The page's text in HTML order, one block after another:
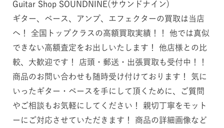
Guitar Shop SOUNDNINE(サウンドナイン)
ギター、ベース、アンプ、エフェクターの買取は当店
へ！ 全国トップクラスの高額買取実績！！ 他では真似
できない高額査定をお出しいたします！ 他店様との比
較、大歓迎です！ 店頭・郵送・出張買取も受付中！！
商品のお問い合わせも随時受け付けております！ 気に
いったギター・ベースを手にして頂くために、ご質問
やご相談もお気軽にしてください！ 親切丁寧をモット
ーにご対応させていただきます！ 商品の詳細画像など